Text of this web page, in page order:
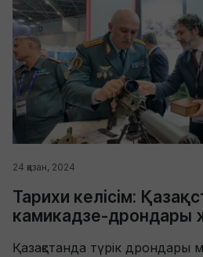
24 қазан, 2024
Тарихи келісім:
камикадзе-дрондары
Қазақстанда түрік дрондары